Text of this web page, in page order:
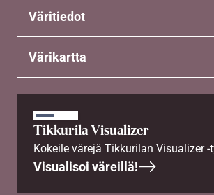
Väritiedot
Värikartta
Tikkurila Visualizer
Kokeile värejä Tikkurilan Visualizer
Visualisoi väreillä!